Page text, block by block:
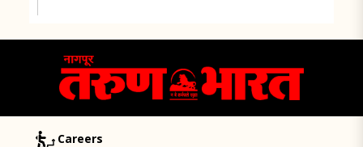
Careers